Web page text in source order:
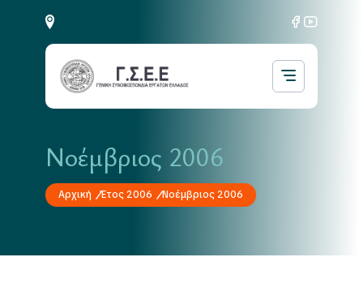
Νοέμβριος 2006
Αρχική Έτος 2006 Νοέμβριος 2006